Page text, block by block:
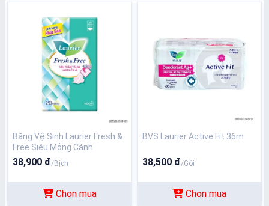
Băng Vệ Sinh Laurier Fresh &
Free Siêu Mỏng Cánh
38,900 đ/Bịch
Chọn mua
BVS Laurier Active Fit 36m
38,500 đ/Gói
Chọn mua